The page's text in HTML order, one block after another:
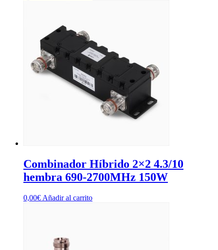
Combinador Híbrido 2×2 4.3/10
hembra 690-2700MHz 150W
0,00€ Añadir al carrito